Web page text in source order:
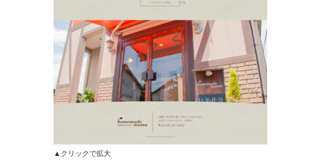
▲クリックで拡大